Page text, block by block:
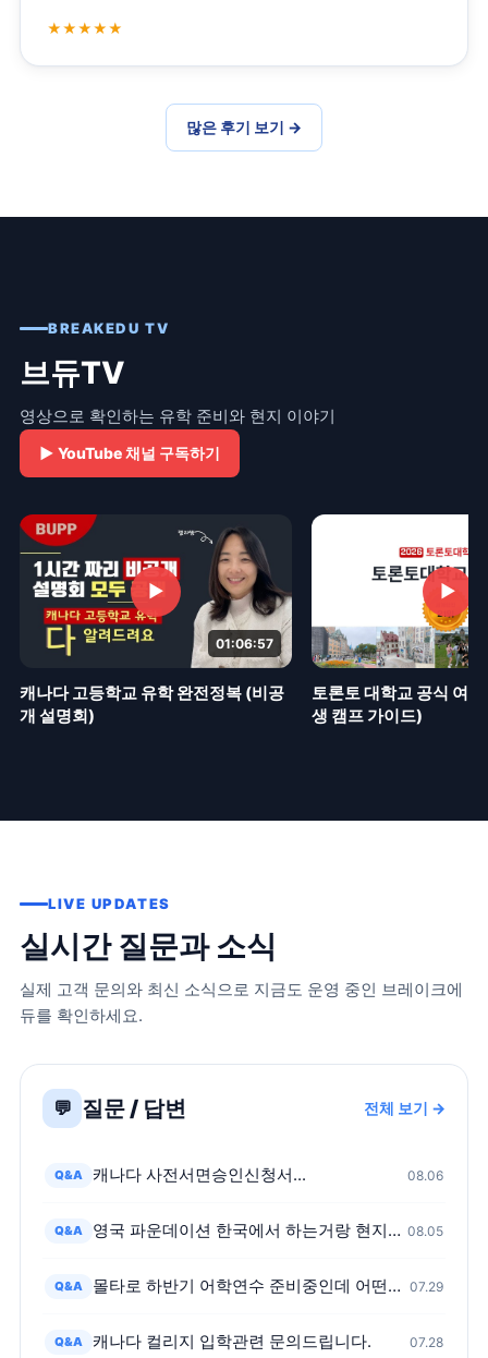
많은 후기 보기 →
BREAKEDU TV
브듀TV
영상으로 확인하는 유학 준비와 현지 이야기
▶ YouTube 채널 구독하기
▶
01:06:57
캐나다 고등학교 유학 완전정복 (비공
개 설명회)
▶
토론토 대학교 공식 여
생 캠프 가이드)
LIVE UPDATES
실시간 질문과 소식
실제 고객 문의와 최신 소식으로 지금도 운영 중인 브레이크에
듀를 확인하세요.
💬 질문 / 답변 전체 보기 →
Q&A 캐나다 사전서면승인신청서... 08.06
Q&A 영국 파운데이션 한국에서 하는거랑 현지가서 하는거 어떤차이가 있나요? 08.05
Q&A 몰타로 하반기 어학연수 준비중인데 어떤가요? 07.29
Q&A 캐나다 컬리지 입학관련 문의드립니다. 07.28